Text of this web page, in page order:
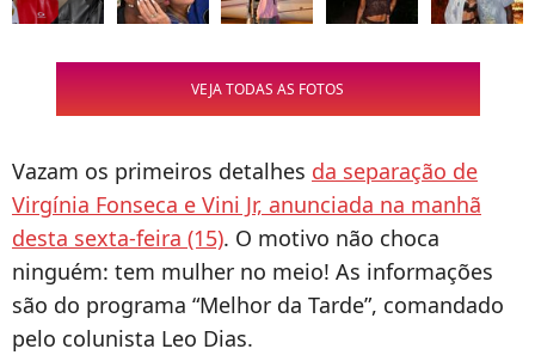
VEJA TODAS AS FOTOS
Vazam os primeiros detalhes da separação de
Virgínia Fonseca e Vini Jr, anunciada na manhã
desta sexta-feira (15). O motivo não choca
ninguém: tem mulher no meio! As informações
são do programa “Melhor da Tarde”, comandado
pelo colunista Leo Dias.